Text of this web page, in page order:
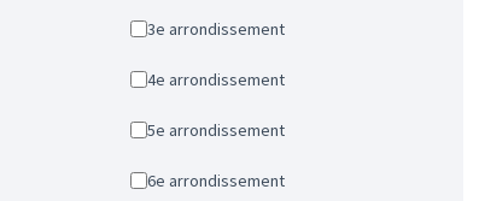
3e arrondissement
4e arrondissement
5e arrondissement
6e arrondissement